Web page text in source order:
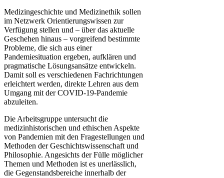
Medizingeschichte und Medizinethik sollen
im Netzwerk Orientierungswissen zur
Verfügung stellen und – über das aktuelle
Geschehen hinaus – vorgreifend bestimmte
Probleme, die sich aus einer
Pandemiesituation ergeben, aufklären und
pragmatische Lösungsansätze entwickeln.
Damit soll es verschiedenen Fachrichtungen
erleichtert werden, direkte Lehren aus dem
Umgang mit der COVID-19-Pandemie
abzuleiten.
Die Arbeitsgruppe untersucht die
medizinhistorischen und ethischen Aspekte
von Pandemien mit den Fragestellungen und
Methoden der Geschichtswissenschaft und
Philosophie. Angesichts der Fülle möglicher
Themen und Methoden ist es unerlässlich,
die Gegenstandsbereiche innerhalb der